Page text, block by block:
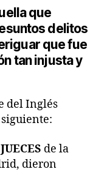
que
delitos
que fue
tan injusta y
del Inglés
JUECES de la
dieron